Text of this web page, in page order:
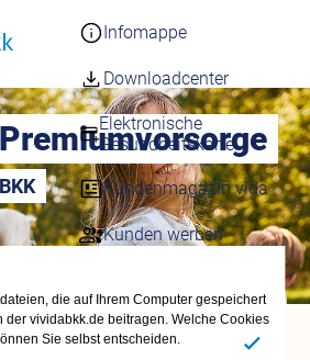
die auf Ihrem Computer gespeichert
der vividabkk.de beitragen. Welche Cookies
Sie selbst entscheiden.
Infomappe
Downloadcenter
Elektronische
Gesundheitskarte
Kundenmagazin vida
Kunden werben
Fragen &